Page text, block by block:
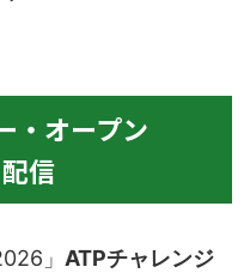
・オープン
信
」 ATPチャレンジ